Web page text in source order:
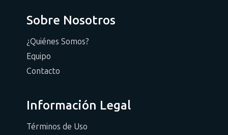
Sobre Nosotros
¿Quiénes Somos?
Equipo
Contacto
Información Legal
Términos de Uso